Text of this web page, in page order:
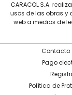
CARACOL S.A.
usos de las obras y
web a medios de
Contacto
Pago
Política de